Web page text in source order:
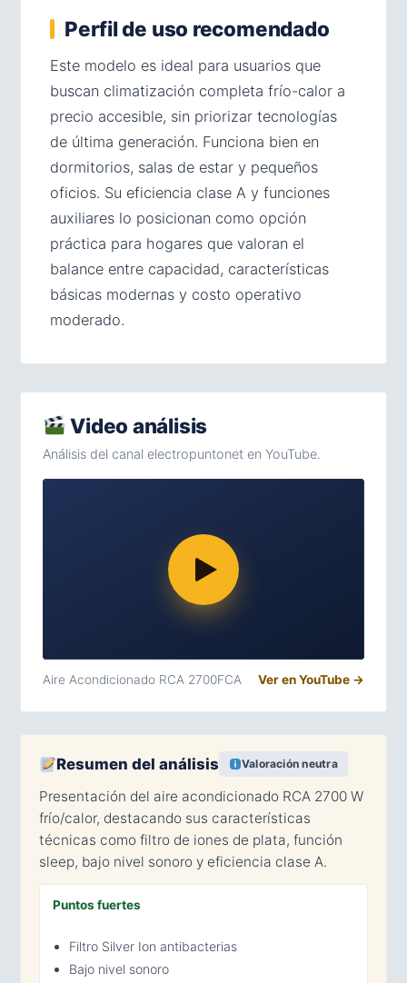
Perfil de uso recomendado
Este modelo es ideal para usuarios que
buscan climatización completa frío-calor a
precio accesible, sin priorizar tecnologías
de última generación. Funciona bien en
dormitorios, salas de estar y pequeños
oficios. Su eficiencia clase A y funciones
auxiliares lo posicionan como opción
práctica para hogares que valoran el
balance entre capacidad, características
básicas modernas y costo operativo
moderado.
Video análisis
Análisis del canal electropuntonet en YouTube.
Aire Acondicionado RCA 2700FCA Ver en YouTube →
Resumen del análisis Valoración neutra
Presentación del aire acondicionado RCA 2700 W
frío/calor, destacando sus características
técnicas como filtro de iones de plata, función
sleep, bajo nivel sonoro y eficiencia clase A.
Puntos fuertes
Filtro Silver Ion antibacterias
Bajo nivel sonoro